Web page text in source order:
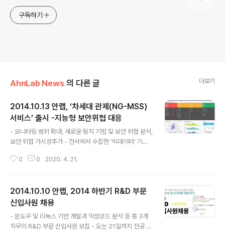
구독하기
AhnLab News 의 다른 글 더보기
2014.10.13 안랩, ‘차세대 관제(NG-MSS)
서비스’ 출시 -지능형 보안위협 대응
- 모니터링 범위 확대, 새로운 탐지 기법 및 보안 위협 분석,
보안 위협 가시성추가 - 전사에서 수집한 ‘빅데이터’ 기반
한 조치항목 우선순위화, 위협결과 분석 등 시각화 대시보
nlab.com)은 빅데이터 기반 분석으로 APT(Advanced
Persistent Threat, 지능형 지속 보안위협)와 같은 지능
형 공격에 대한 선제적 대응과 보안 위협 현황에 대한 가시
성을 제공하는 ‘차세대 관제 서비스(NG-MSS, Next Ge
neration-Managed Security Service, 보충자료 참
0 0 2020. 4. 21.
2014.10.10 안랩, 2014 하반기 R&D 부문
신입사원 채용
- 윈도우 및 리눅스 기반 개발과 악성코드 분석 등 총 3개
직무의 R&D 부문 신입사원 모집 - 오는 21일까지 전공 및